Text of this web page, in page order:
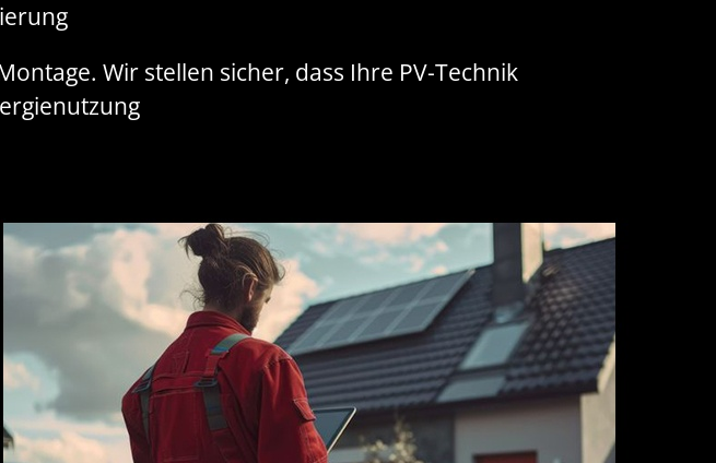
Wir stellen sicher, dass Ihre PV-Technik